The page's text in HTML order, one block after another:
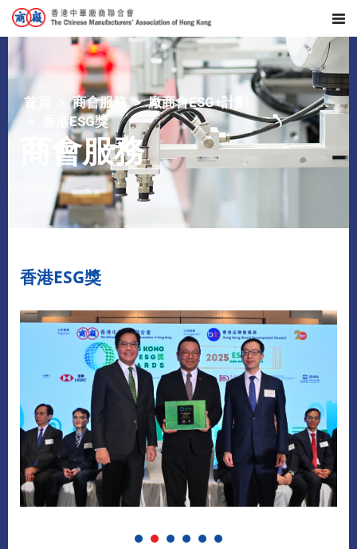
首頁 商會服務
廠商會ESG+計劃
香港ESG獎
商會服務
香港ESG獎